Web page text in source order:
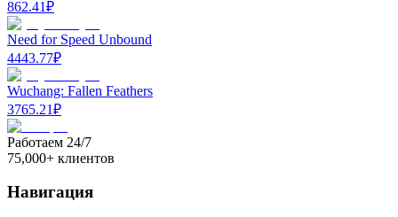
862.41₽
Need for Speed Unbound
4443.77₽
Wuchang: Fallen Feathers
3765.21₽
Работаем 24/7
75,000+ клиентов
Навигация